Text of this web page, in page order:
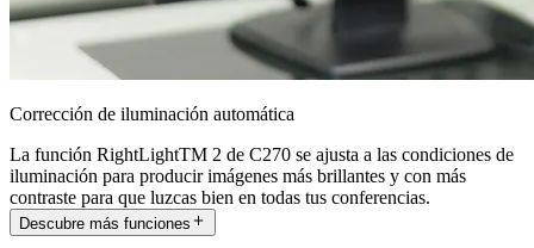
Corrección de iluminación automática
La función RightLightTM 2 de C270 se ajusta a las condiciones de
iluminación para producir imágenes más brillantes y con más
contraste para que luzcas bien en todas tus conferencias.
Descubre más funciones